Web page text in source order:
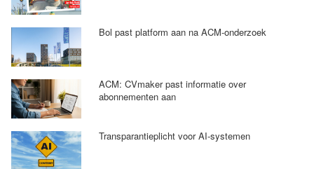
Bol past platform aan na ACM-onderzoek
ACM: CVmaker past informatie over
abonnementen aan
Transparantieplicht voor AI-systemen